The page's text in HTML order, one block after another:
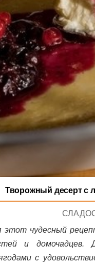
Творожный десерт с
чудесный
и
с